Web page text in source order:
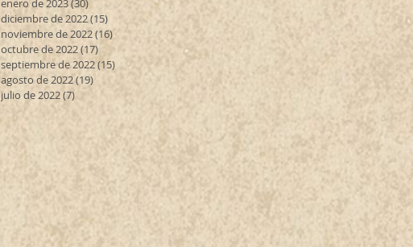
enero de 2023(30) 30 entradas
diciembre de 2022(15) 15 entradas
noviembre de 2022(16)16 entradas
octubre de 2022(17)
septiembre de 2022(15) 15 entradas
agosto de 2022(19)
julio de 2022(7) 7 entradas